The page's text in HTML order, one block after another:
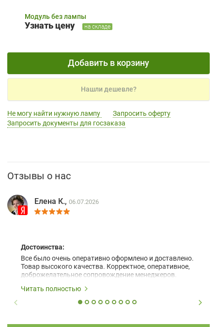
Модуль без лампы
Узнать цену на складе
Добавить в корзину
Нашли дешевле?
Не могу найти нужную лампу
Запросить оферту
Запросить документы для госзаказа
Отзывы о нас
Елена К., 06.07.2026
Достоинства:
Все было очень оперативно оформлено и доставлено.
Товар высокого качества. Корректное, оперативное,
доброжелательное сопровождение менеджеров.
Читать полностью